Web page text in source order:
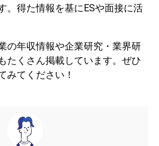
。 得た情報を基にESや面接に活
の年収情報や企業研究・業界研
たくさん掲載しています。ぜひ
みてください！